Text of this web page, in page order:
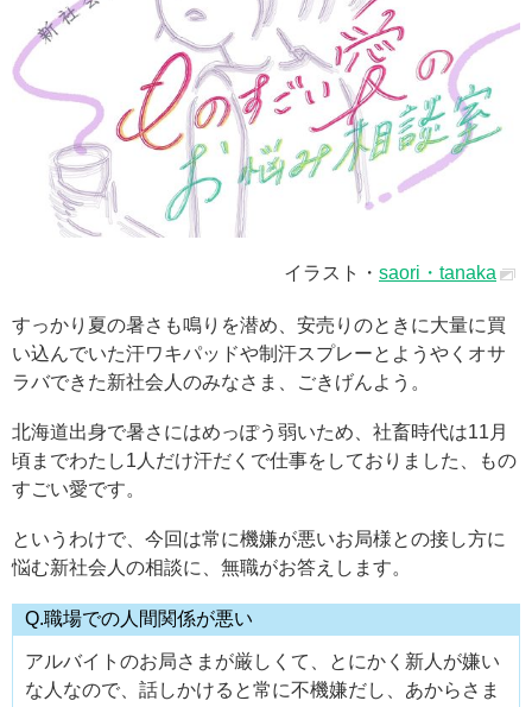
イラスト・ saori・tanaka
すっかり夏の暑さも鳴りを潜め、安売りのときに大量に買
い込んでいた汗ワキパッドや制汗スプレーとようやくオサ
ラバできた新社会人のみなさま、ごきげんよう。
北海道出身で暑さにはめっぽう弱いため、社畜時代は11月
頃までわたし1人だけ汗だくで仕事をしておりました、もの
すごい愛です。
というわけで、今回は常に機嫌が悪いお局様との接し方に
悩む新社会人の相談に、無職がお答えします。
Q.職場での人間関係が悪い
アルバイトのお局さまが厳しくて、とにかく新人が嫌い
な人なので、話しかけると常に不機嫌だし、あからさま